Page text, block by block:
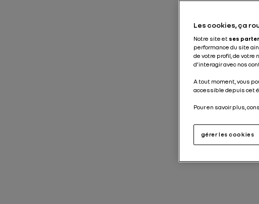
Les cookies, ça
Notre site et ses
performance du site
de votre profil, de
d’interagir avec nos
A tout moment, vous
accessible depuis cet
Pour en savoir plus,
gérer les cookies